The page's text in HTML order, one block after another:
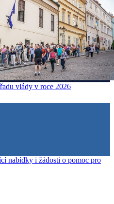
vlády v roce 2026
nabídky i žádosti o pomoc pro